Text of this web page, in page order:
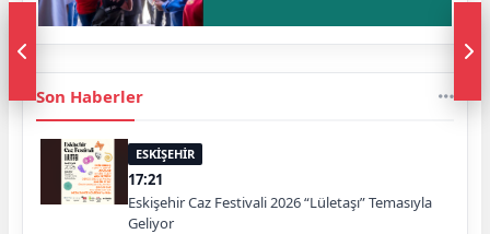
Son Haberler
ESKİŞEHİR
17:21
Eskişehir Caz Festivali 2026 “Lületaşı” Temasıyla
Geliyor